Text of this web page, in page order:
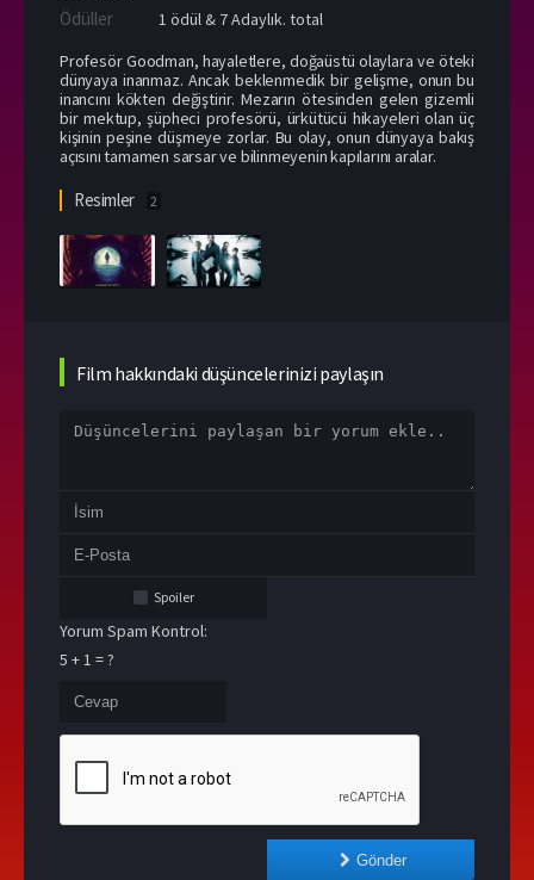
Ödüller
1 ödül & 7 Adaylık. total
Profesör Goodman, hayaletlere, doğaüstü olaylara ve öteki
dünyaya inanmaz. Ancak beklenmedik bir gelişme, onun bu
inancını kökten değiştirir. Mezarın ötesinden gelen gizemli
bir mektup, şüpheci profesörü, ürkütücü hikayeleri olan üç
kişinin peşine düşmeye zorlar. Bu olay, onun dünyaya bakış
açısını tamamen sarsar ve bilinmeyenin kapılarını aralar.
Resimler 2
Film hakkındaki düşüncelerinizi paylaşın
Spoiler
Yorum Spam Kontrol:
5 + 1 = ?
Gönder